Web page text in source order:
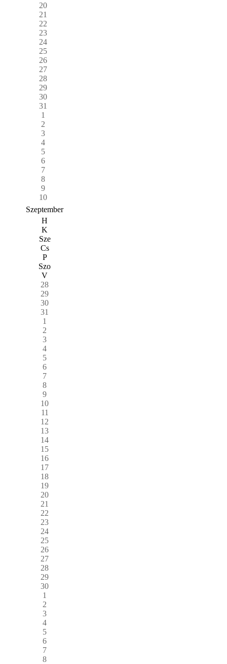
20
21
22
23
24
25
26
27
28
29
30
31
1
2
3
4
5
6
7
8
9
10
Szeptember
H
K
Sze
Cs
P
Szo
V
28
29
30
31
1
2
3
4
5
6
7
8
9
10
11
12
13
14
15
16
17
18
19
20
21
22
23
24
25
26
27
28
29
30
1
2
3
4
5
6
7
8